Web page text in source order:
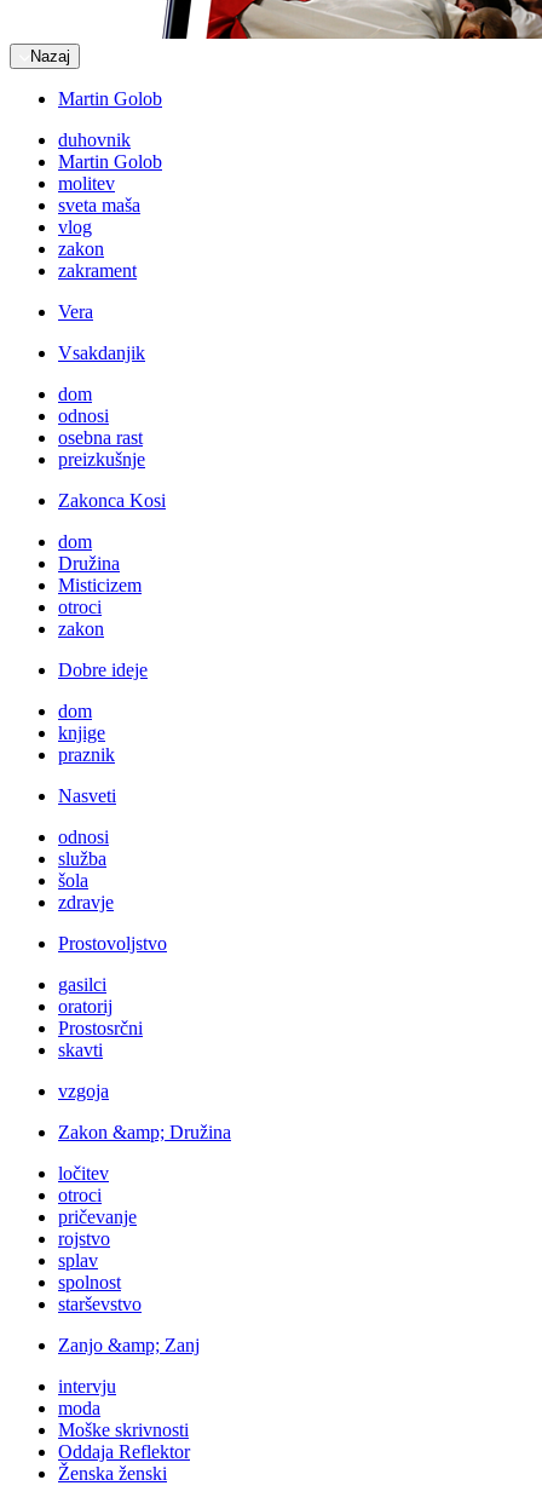
Nazaj
Martin Golob
duhovnik
Martin Golob
molitev
sveta maša
vlog
zakon
zakrament
Vera
Vsakdanjik
dom
odnosi
osebna rast
preizkušnje
Zakonca Kosi
dom
Družina
Misticizem
otroci
zakon
Dobre ideje
dom
knjige
praznik
Nasveti
odnosi
služba
šola
zdravje
Prostovoljstvo
gasilci
oratorij
Prostosrčni
skavti
vzgoja
Zakon &amp; Družina
ločitev
otroci
pričevanje
rojstvo
splav
spolnost
starševstvo
Zanjo &amp; Zanj
intervju
moda
Moške skrivnosti
Oddaja Reflektor
Ženska ženski